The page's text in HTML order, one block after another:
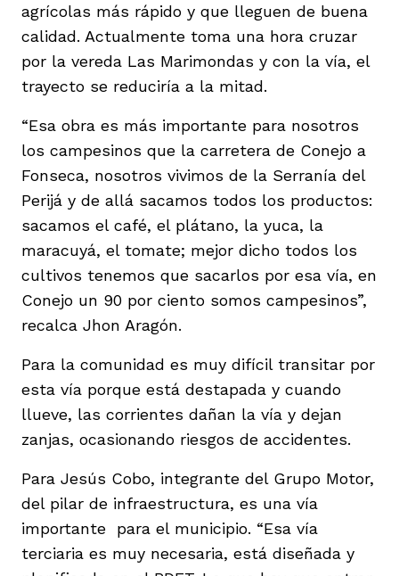
agrícolas más rápido y que lleguen de buena
calidad. Actualmente toma una hora cruzar
por la vereda Las Marimondas y con la vía, el
trayecto se reduciría a la mitad.
“Esa obra es más importante para nosotros
los campesinos que la carretera de Conejo a
Fonseca, nosotros vivimos de la Serranía del
Perijá y de allá sacamos todos los productos:
sacamos el café, el plátano, la yuca, la
maracuyá, el tomate; mejor dicho todos los
cultivos tenemos que sacarlos por esa vía, en
Conejo un 90 por ciento somos campesinos”,
recalca Jhon Aragón.
Para la comunidad es muy difícil transitar por
esta vía porque está destapada y cuando
llueve, las corrientes dañan la vía y dejan
zanjas, ocasionando riesgos de accidentes.
Para Jesús Cobo, integrante del Grupo Motor,
del pilar de infraestructura, es una vía
importante para el municipio. “Esa vía
terciaria es muy necesaria, está diseñada y